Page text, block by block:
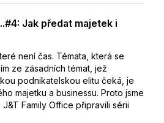
Jak předat majetek i
není čas. Témata, která se
ze zásadních témat, jež
podnikatelskou elitu čeká, je
majetku a businessu. Proto jsme
Family Office připravili sérii